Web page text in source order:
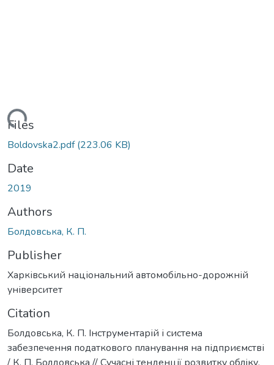
Loading...
Files
Boldovska2.pdf(223.06 KB)
Date
2019
Authors
Болдовська, К. П.
Publisher
Харківський національний автомобільно-дорожній
університет
Citation
Болдовська, К. П. Інструментарій і система
забезпечення податкового планування на підприємстві